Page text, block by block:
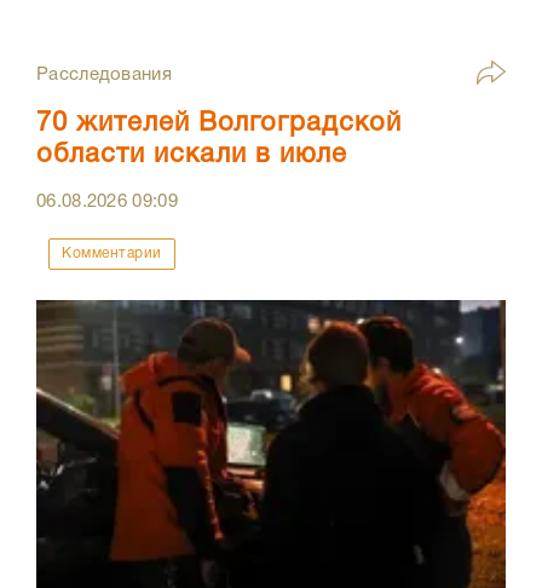
Расследования
70 жителей Волгоградской
области искали в июле
06.08.202609:09
Комментарии